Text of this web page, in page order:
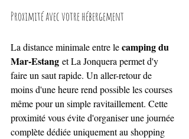
Proximité avec votre hébergement
La distance minimale entre le camping du
Mar-Estang et La Jonquera permet d'y
faire un saut rapide. Un aller-retour de
moins d'une heure rend possible les courses
même pour un simple ravitaillement. Cette
proximité vous évite d'organiser une journée
complète dédiée uniquement au shopping